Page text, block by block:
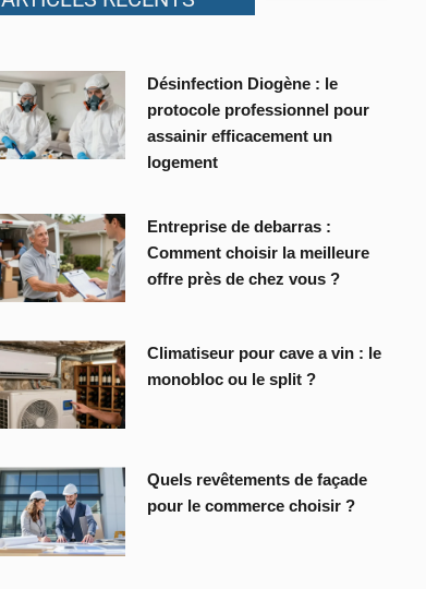
Désinfection Diogène : le
protocole professionnel pour
assainir efficacement un
logement
Entreprise de debarras :
Comment choisir la meilleure
offre près de chez vous ?
Climatiseur pour cave a vin : le
monobloc ou le split ?
Quels revêtements de façade
pour le commerce choisir ?